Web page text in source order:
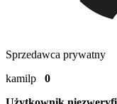
Sprzedawca prywatny
kamilp 0